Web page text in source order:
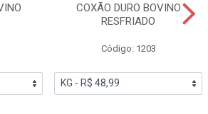
COXÃO DURO BOVINO
RESFRIADO
Código: 1203